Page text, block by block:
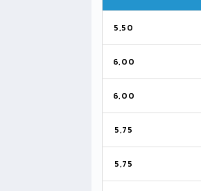
5,50
6,00
6,00
5,75
5,75